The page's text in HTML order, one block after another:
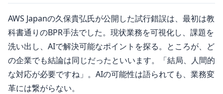
AWS Japanの久保貴弘氏が公開した試行錯誤は、最初は教
科書通りのBPR手法でした。現状業務を可視化し、課題を
洗い出し、AIで解決可能なポイントを探る。ところが、ど
の企業でも結論は同じだったといいます。「結局、人間的
な対応が必要ですね」。AIの可能性は語られても、業務変
革には繋がらない。